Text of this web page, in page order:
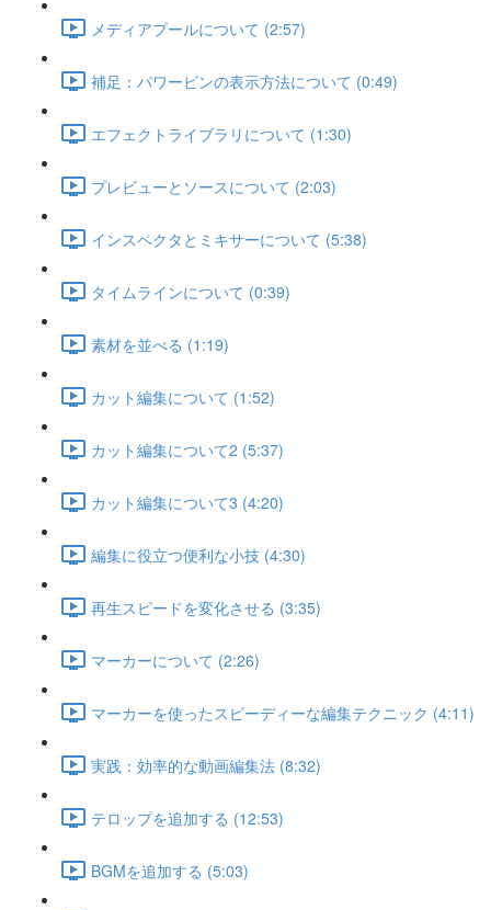
メディアプールについて (2:57)
補足：パワービンの表示方法について (0:49)
エフェクトライブラリについて (1:30)
プレビューとソースについて (2:03)
インスペクタとミキサーについて (5:38)
タイムラインについて (0:39)
素材を並べる (1:19)
カット編集について (1:52)
カット編集について2 (5:37)
カット編集について3 (4:20)
編集に役立つ便利な小技 (4:30)
再生スピードを変化させる (3:35)
マーカーについて (2:26)
マーカーを使ったスピーディーな編集テクニック (4:11)
実践：効率的な動画編集法 (8:32)
テロップを追加する (12:53)
BGMを追加する (5:03)